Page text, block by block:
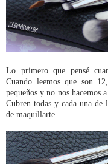
Lo primero que pensé
Cuando leemos que son
pequeños y no nos hacemos
Cubren todas y cada una de
de maquillarte.